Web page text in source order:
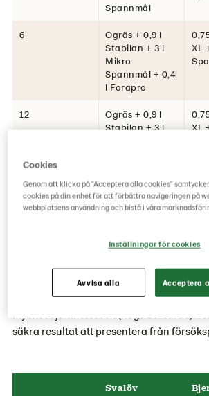
Spannmål
6
Ogräs + 0,9 l
Stabilan + 3 l
Mikro
Spannmål + 0,4
l Forapro
XL
12
Ogräs + 0,9 l
Stabilan + 3 l
XL
I tabellen visas statistiska värden och
jämna och tillförlitliga försök. Torkan
och det fanns torkfläckar i försöket.
säkra resultat att presentera från
Svalöv
Cookies
Genom att klicka på "Acceptera alla cookies"
cookies på din enhet för att förbättra navigeringen på
webbplatsens användning och bistå i våra
Inställningar för cookies
Avvisa alla Acceptera